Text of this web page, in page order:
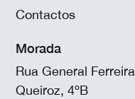
Contactos
Morada
Rua General
Queiroz, 4ºB